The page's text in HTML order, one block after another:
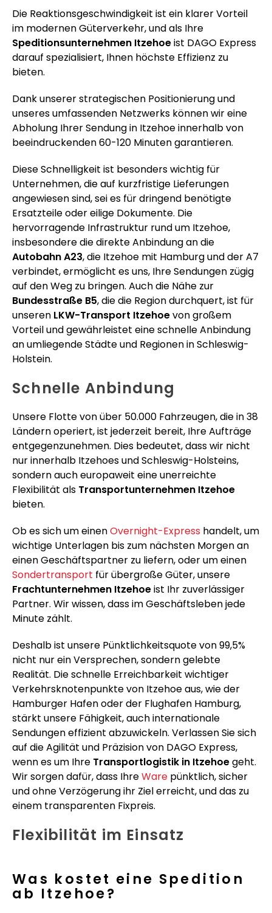
Die Reaktionsgeschwindigkeit ist ein klarer Vorteil
im modernen Güterverkehr, und als Ihre
Speditionsunternehmen Itzehoeist DAGO Express
darauf spezialisiert, Ihnen höchste Effizienz zu
bieten.
Dank unserer strategischen Positionierung und
unseres umfassenden Netzwerks können wir eine
Abholung Ihrer Sendung in Itzehoe innerhalb von
beeindruckenden 60-120 Minuten garantieren.
Diese Schnelligkeit ist besonders wichtig für
Unternehmen, die auf kurzfristige Lieferungen
angewiesen sind, sei es für dringend benötigte
Ersatzteile oder eilige Dokumente. Die
hervorragende Infrastruktur rund um Itzehoe,
insbesondere die direkte Anbindung an die
Autobahn A23, die Itzehoe mit Hamburg und der A7
verbindet, ermöglicht es uns, Ihre Sendungen zügig
auf den Weg zu bringen. Auch die Nähe zur
Bundesstraße B5, die die Region durchquert, ist für
unseren LKW-Transport Itzehoevon großem
Vorteil und gewährleistet eine schnelle Anbindung
an umliegende Städte und Regionen in Schleswig-
Holstein.
Schnelle Anbindung
Unsere Flotte von über 50.000 Fahrzeugen, die in 38
Ländern operiert, ist jederzeit bereit, Ihre Aufträge
entgegenzunehmen. Dies bedeutet, dass wir nicht
nur innerhalb Itzehoes und Schleswig-Holsteins,
sondern auch europaweit eine unerreichte
Flexibilität als Transportunternehmen Itzehoe
bieten.
Ob es sich um einenOvernight-Express handelt, um
wichtige Unterlagen bis zum nächsten Morgen an
einen Geschäftspartner zu liefern, oder um einen
Sondertransport für übergroße Güter, unsere
Frachtunternehmen Itzehoeist Ihr zuverlässiger
Partner. Wir wissen, dass im Geschäftsleben jede
Minute zählt.
Deshalb ist unsere Pünktlichkeitsquote von 99,5%
nicht nur ein Versprechen, sondern gelebte
Realität. Die schnelle Erreichbarkeit wichtiger
Verkehrsknotenpunkte von Itzehoe aus, wie der
Hamburger Hafen oder der Flughafen Hamburg,
stärkt unsere Fähigkeit, auch internationale
Sendungen effizient abzuwickeln. Verlassen Sie sich
auf die Agilität und Präzision von DAGO Express,
wenn es um Ihre Transportlogistik in Itzehoegeht.
Wir sorgen dafür, dass IhreWare pünktlich, sicher
und ohne Verzögerung ihr Ziel erreicht, und das zu
einem transparenten Fixpreis.
Flexibilität im Einsatz
Was kostet eine Spedition
ab Itzehoe?